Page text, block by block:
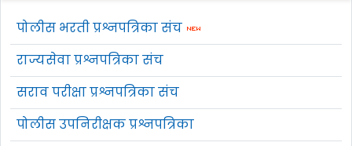
पोलीस भरती प्रश्नपत्रिका संच
राज्यसेवा प्रश्नपत्रिका संच
सराव परीक्षा प्रश्नपत्रिका संच
पोलीस उपनिरीक्षक प्रश्नपत्रिका